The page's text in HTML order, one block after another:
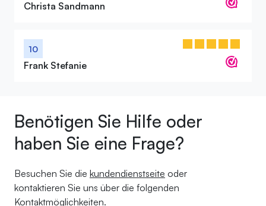
Christa Sandmann
10
Frank Stefanie
Benötigen Sie Hilfe oder
haben Sie eine Frage?
Besuchen Sie die kundendienstseite oder
kontaktieren Sie uns über die folgenden
Kontaktmöglichkeiten.